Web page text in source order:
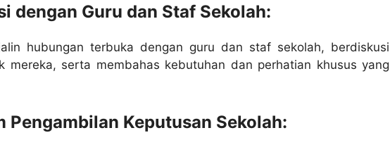
dengan Guru dan Staf Sekolah:
hubungan terbuka dengan guru dan staf sekolah, berdiskusi
mereka, serta membahas kebutuhan dan perhatian khusus yang
Pengambilan Keputusan Sekolah: